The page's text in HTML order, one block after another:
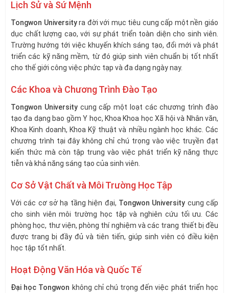
Lịch Sử và Sứ Mệnh
Tongwon Universityra đời với mục tiêu cung cấp một nền giáo
dục chất lượng cao, với sự phát triển toàn diện cho sinh viên.
Trường hướng tới việc khuyến khích sáng tạo, đổi mới và phát
triển các kỹ năng mềm, từ đó giúp sinh viên chuẩn bị tốt nhất
cho thế giới công việc phức tạp và đa dạng ngày nay.
Các Khoa và Chương Trình Đào Tạo
Tongwon Universitycung cấp một loạt các chương trình đào
tạo đa dạng bao gồm Y học, Khoa Khoa học Xã hội và Nhân văn,
Khoa Kinh doanh, Khoa Kỹ thuật và nhiều ngành học khác. Các
chương trình tại đây không chỉ chú trọng vào việc truyền đạt
kiến thức mà còn tập trung vào việc phát triển kỹ năng thực
tiễn và khả năng sáng tạo của sinh viên.
Cơ Sở Vật Chất và Môi Trường Học Tập
Với các cơ sở hạ tầng hiện đại, Tongwon University cung cấp
cho sinh viên môi trường học tập và nghiên cứu tối ưu. Các
phòng học, thư viện, phòng thí nghiệm và các trang thiết bị đều
được trang bị đầy đủ và tiên tiến, giúp sinh viên có điều kiện
học tập tốt nhất.
Hoạt Động Văn Hóa và Quốc Tế
Đại học Tongwon không chỉ chú trọng đến việc phát triển học